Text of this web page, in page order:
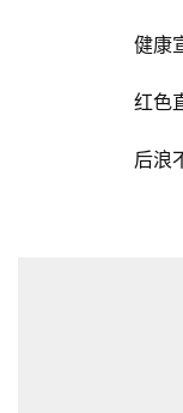
健康
红色
后浪